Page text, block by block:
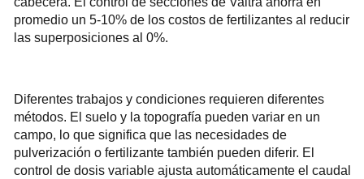
promedio un 5-10% de los costos de fertilizantes al reducir
las superposiciones al 0%.
Diferentes trabajos y condiciones requieren diferentes
métodos. El suelo y la topografía pueden variar en un
campo, lo que significa que las necesidades de
pulverización o fertilizante también pueden diferir. El
control de dosis variable ajusta automáticamente el caudal